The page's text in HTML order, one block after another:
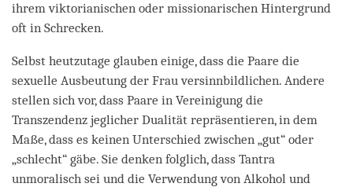
ihrem viktorianischen oder missionarischen Hintergrund
oft in Schrecken.
Selbst heutzutage glauben einige, dass die Paare die
sexuelle Ausbeutung der Frau versinnbildlichen. Andere
stellen sich vor, dass Paare in Vereinigung die
Transzendenz jeglicher Dualität repräsentieren, in dem
Maße, dass es keinen Unterschied zwischen „gut“ oder
„schlecht“ gäbe. Sie denken folglich, dass Tantra
unmoralisch sei und die Verwendung von Alkohol und